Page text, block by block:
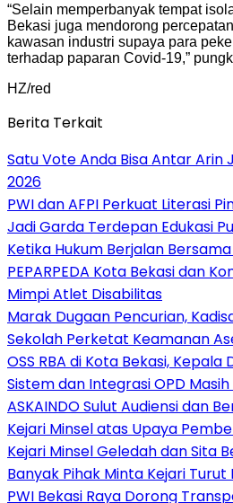
“Selain memperbanyak tempat
Bekasi juga mendorong
kawasan industri supaya para
terhadap paparan Covid-19,”
HZ/red
Berita Terkait
Satu Vote Anda Bisa Antar Arin
2026
PWI dan AFPI Perkuat Literasi
Jadi Garda Terdepan Edukasi
Ketika Hukum Berjalan
PEPARPEDA Kota Bekasi dan
Mimpi Atlet Disabilitas
‎Marak Dugaan Pencurian,
Sekolah Perketat Keamanan
‎OSS RBA di Kota Bekasi, Kepala
Sistem dan Integrasi OPD Masih
ASKAINDO Sulut Audiensi dan
Kejari Minsel atas Upaya
Kejari Minsel Geledah dan Sita
Banyak Pihak Minta Kejari Turut
PWI Bekasi Raya Dorong